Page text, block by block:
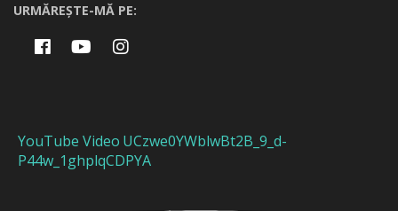
URMĂREȘTE-MĂ PE:
YouTube Video UCzwe0YWblwBt2B_9_d-
P44w_1ghplqCDPYA